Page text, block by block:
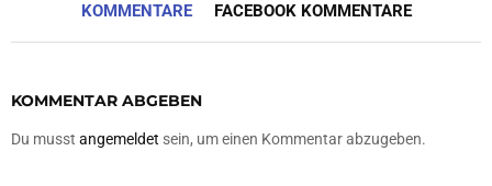
KOMMENTARE FACEBOOK KOMMENTARE
KOMMENTAR ABGEBEN
Du musst angemeldet sein, um einen Kommentar abzugeben.